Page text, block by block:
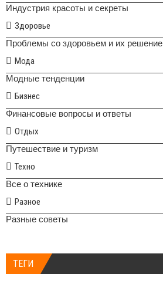
Индустрия красоты и секреты
Здоровье
Проблемы со здоровьем и их решение
Мода
Модные тенденции
Бизнес
Финансовые вопросы и ответы
Отдых
Путешествие и туризм
Техно
Все о технике
Разное
Разные советы
ТЕГИ